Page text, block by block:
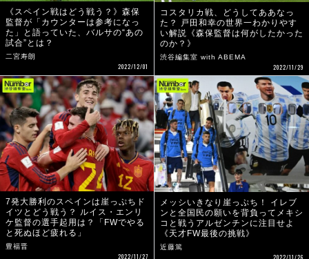
《スペイン戦はどう戦う？》森保
監督が「カウンターは参考になっ
た」と語っていた、バルサの“あの
試合”とは？
二宮寿朗
2022/12/01
コスタリカ戦、どうしてああなっ
た？ 戸田和幸の世界一わかりやす
い解説《森保監督は何がしたかった
のか？》
渋谷編集室 with ABEMA
2022/11/29
7発大勝利のスペインは崖っぷちド
イツとどう戦う？ ルイス・エンリ
ケ監督の選手起用は？「FWでやる
と死ぬほど疲れる」
豊福晋
2022/11/27
メッシいきなり崖っぷち！ イレブ
ンと全国民の願いを背負ってメキシ
コと戦うアルゼンチンに注目せよ
《天才FW最後の挑戦》
近藤篤
2022/11/26